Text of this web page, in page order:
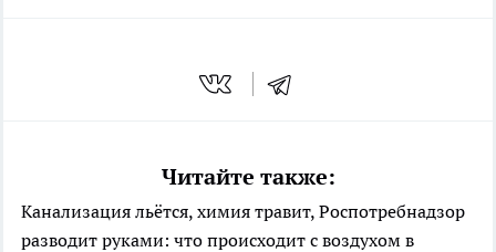
Читайте также:
Канализация льётся, химия травит, Роспотребнадзор
разводит руками: что происходит с воздухом в